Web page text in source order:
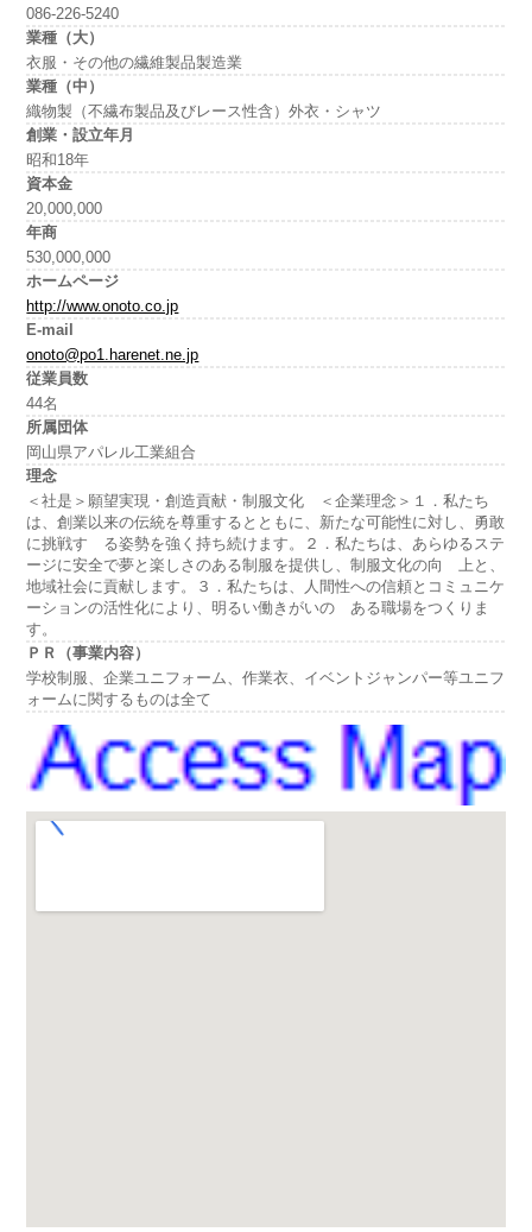
086-226-5240
業種（大）
衣服・その他の繊維製品製造業
業種（中）
織物製（不繊布製品及びレース性含）外衣・シャツ
創業・設立年月
昭和18年
資本金
20,000,000
年商
530,000,000
ホームページ
http://www.onoto.co.jp
E-mail
onoto@po1.harenet.ne.jp
従業員数
44名
所属団体
岡山県アパレル工業組合
理念
＜社是＞願望実現・創造貢献・制服文化 ＜企業理念＞１．私たち
は、創業以来の伝統を尊重するとともに、新たな可能性に対し、勇敢
に挑戦す る姿勢を強く持ち続けます。２．私たちは、あらゆるステ
ージに安全で夢と楽しさのある制服を提供し、制服文化の向 上と、
地域社会に貢献します。３．私たちは、人間性への信頼とコミュニケ
ーションの活性化により、明るい働きがいの ある職場をつくりま
す。
ＰＲ（事業内容）
学校制服、企業ユニフォーム、作業衣、イベントジャンパー等ユニフ
ォームに関するものは全て